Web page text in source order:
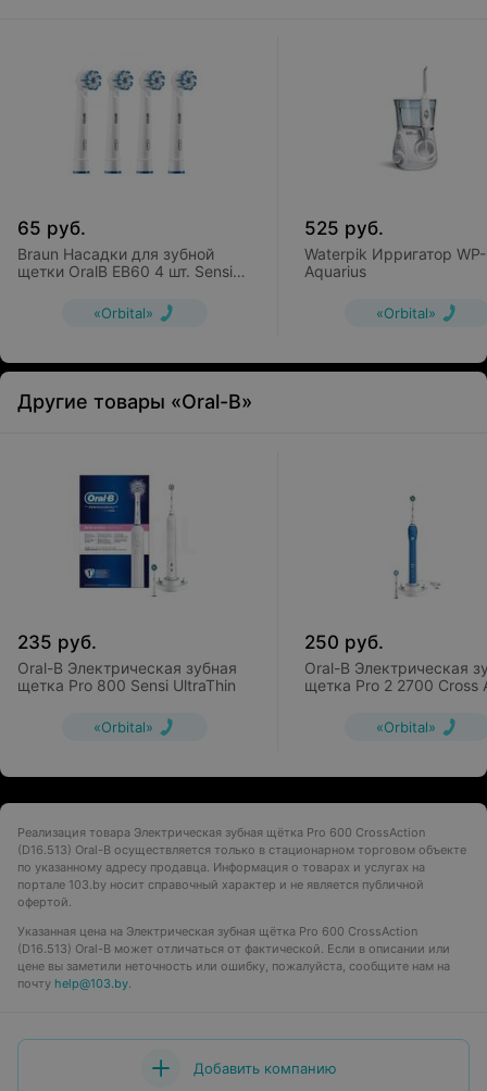
65 руб.
Braun Насадки для зубной
щетки OralB EB60 4 шт. Sensi
«Orbital»
525 руб.
Waterpik Ирригатор
Aquarius
«Orbital»
Другие товары «Oral-B»
235 руб.
Oral-B Электрическая зубная
щетка Pro 800 Sensi UltraThin
«Orbital»
250 руб.
Oral-B Электрическая
щетка Pro 2 2700 Cross
«Orbital»
Реализация товара Электрическая зубная щётка Pro 600 CrossAction
(D16.513) Oral-B осуществляется только в стационарном торговом объекте
по указанному адресу продавца. Информация о товарах и услугах на
портале 103.by носит справочный характер и не является публичной
офертой.
Указанная цена на Электрическая зубная щётка Pro 600 CrossAction
(D16.513) Oral-B может отличаться от фактической. Если в описании или
цене вы заметили неточность или ошибку, пожалуйста, сообщите нам на
почту help@103.by.
Добавить компанию